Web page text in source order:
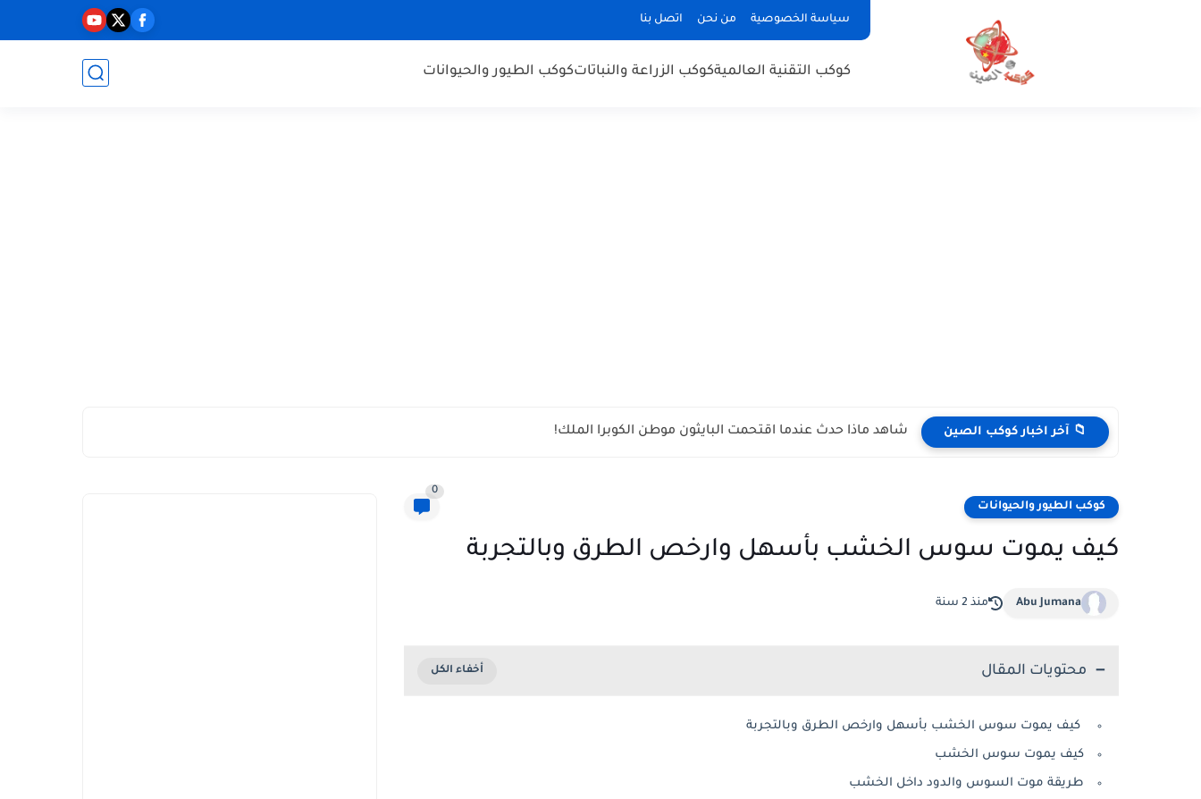
سياسة الخصوصية من نحن اتصل بنا
كوكب التقنية العالميةكوكب الزراعة والنباتاتكوكب الطيور والحيوانات
📁 آخر اخبار كوكب الصين شاهد ماذا حدث عندما اقتحمت البايثون موطن الكوبرا الملك!
كوكب الطيور والحيوانات
0
كيف يموت سوس الخشب بأسهل وارخص الطرق وبالتجربة
Abu Jumana منذ 2 سنة
محتويات المقال
كيف يموت سوس الخشب بأسهل وارخص الطرق وبالتجربة
كيف يموت سوس الخشب
طريقة موت السوس والدود داخل الخشب